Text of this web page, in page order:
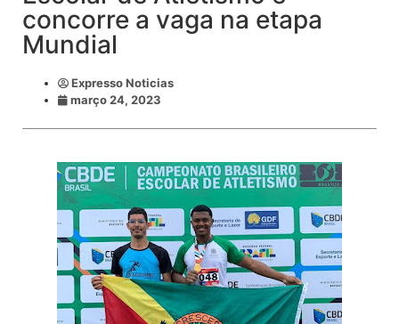
concorre a vaga na etapa
Mundial
Expresso Noticias
março 24, 2023